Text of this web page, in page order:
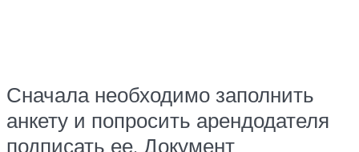
Сначала необходимо заполнить
анкету и попросить арендодателя
подписать ее. Документ